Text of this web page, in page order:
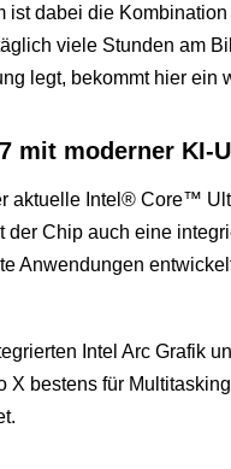
ist dabei die
viele Stunden am
legt, bekommt hier ein
mit moderner KI-
aktuelle Intel® Core™
der Chip auch eine
Anwendungen
Intel Arc Grafik
X bestens für